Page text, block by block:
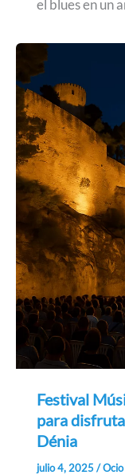
el blues en un
Festival
para
Dénia
julio 4, 2025/Ocio